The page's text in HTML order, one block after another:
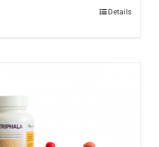
Details